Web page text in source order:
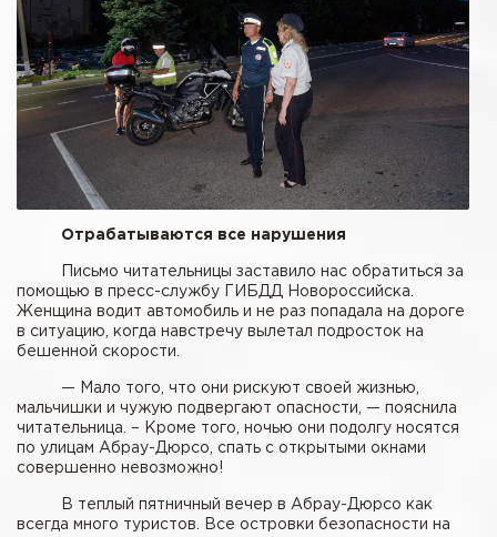
Отрабатываются все нарушения
Письмо читательницы заставило нас обратиться за
помощью в пресс-службу ГИБДД Новороссийска.
Женщина водит автомобиль и не раз попадала на дороге
в ситуацию, когда навстречу вылетал подросток на
бешенной скорости.
— Мало того, что они рискуют своей жизнью,
мальчишки и чужую подвергают опасности, — пояснила
читательница. – Кроме того, ночью они подолгу носятся
по улицам Абрау-Дюрсо, спать с открытыми окнами
совершенно невозможно!
В теплый пятничный вечер в Абрау-Дюрсо как
всегда много туристов. Все островки безопасности на